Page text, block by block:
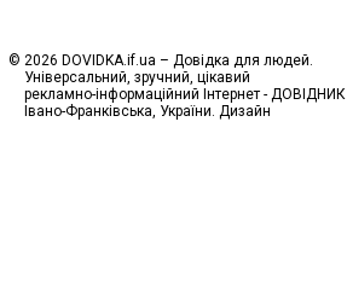
© 2026 DOVIDKA.if.ua – Довідка для людей.
Універсальний, зручний, цікавий
рекламно-інформаційний Інтернет - ДОВІДНИК
Івано-Франківська, України. Дизайн